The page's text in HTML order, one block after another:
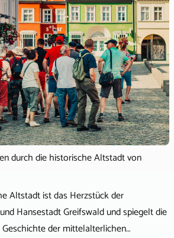
durch die historische Altstadt von
Altstadt ist das Herzstück der
Hansestadt Greifswald und spiegelt die
der mittelalterlichen…